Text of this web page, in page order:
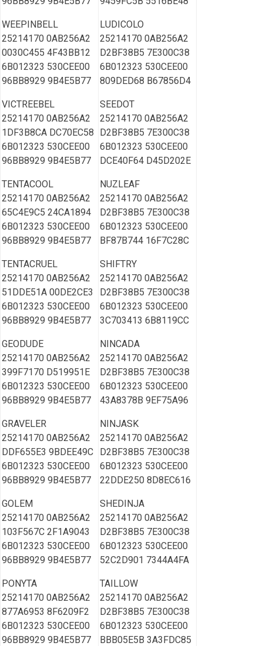
WEEPINBELL
25214170 0AB256A2
0030C455 4F43BB12
6B012323 530CEE00
96BB8929 9B4E5B77
VICTREEBEL
25214170 0AB256A2
1DF3B8CA DC70EC58
6B012323 530CEE00
96BB8929 9B4E5B77
TENTACOOL
25214170 0AB256A2
65C4E9C5 24CA1894
6B012323 530CEE00
96BB8929 9B4E5B77
TENTACRUEL
25214170 0AB256A2
51DDE51A 00DE2CE3
6B012323 530CEE00
96BB8929 9B4E5B77
GEODUDE
25214170 0AB256A2
399F7170 D519951E
6B012323 530CEE00
96BB8929 9B4E5B77
GRAVELER
25214170 0AB256A2
DDF655E3 9BDEE49C
6B012323 530CEE00
96BB8929 9B4E5B77
GOLEM
25214170 0AB256A2
103F567C 2F1A9043
6B012323 530CEE00
96BB8929 9B4E5B77
PONYTA
25214170 0AB256A2
877A6953 8F6209F2
6B012323 530CEE00
96BB8929 9B4E5B77
LUDICOLO
25214170 0AB256A2
D2BF38B5 7E300C38
6B012323 530CEE00
809DED68 B67856D4
SEEDOT
25214170 0AB256A2
D2BF38B5 7E300C38
6B012323 530CEE00
DCE40F64 D45D202E
NUZLEAF
25214170 0AB256A2
D2BF38B5 7E300C38
6B012323 530CEE00
BF87B744 16F7C28C
SHIFTRY
25214170 0AB256A2
D2BF38B5 7E300C38
6B012323 530CEE00
3C703413 6B8119CC
NINCADA
25214170 0AB256A2
D2BF38B5 7E300C38
6B012323 530CEE00
43A8378B 9EF75A96
NINJASK
25214170 0AB256A2
D2BF38B5 7E300C38
6B012323 530CEE00
22DDE250 8D8EC616
SHEDINJA
25214170 0AB256A2
D2BF38B5 7E300C38
6B012323 530CEE00
52C2D901 7344A4FA
TAILLOW
25214170 0AB256A2
D2BF38B5 7E300C38
6B012323 530CEE00
BBB05E5B 3A3FDC85